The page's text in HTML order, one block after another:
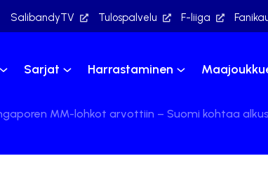
SalibandyTV Tulospalvelu F-liiga
Sarjat Harrastaminen
MM-lohkot arvottiin – Suomi kohtaa